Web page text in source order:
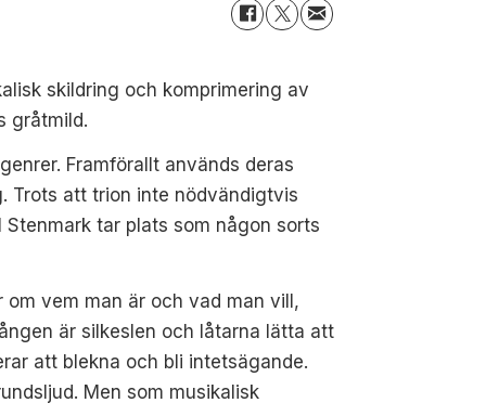
skildring och komprimering av
gråtmild.
Framförallt används deras
Trots att trion inte nödvändigtvis
tar plats som någon sorts
vem man är och vad man vill,
är silkeslen och låtarna lätta att
att blekna och bli intetsägande.
Men som musikalisk